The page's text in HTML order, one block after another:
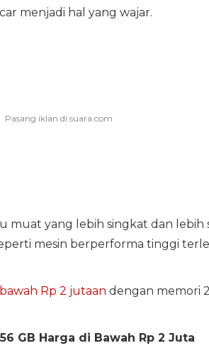
menjadi hal yang wajar.
muat yang lebih singkat dan lebih
mesin berperforma tinggi
Rp 2 jutaan dengan memori
GB Harga di Bawah Rp 2 Juta